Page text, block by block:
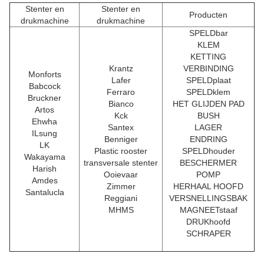
Stenter en
drukmachine
Stenter en
drukmachine
Producten
Monforts
Babcock
Bruckner
Artos
Ehwha
ILsung
LK
Wakayama
Harish
Amdes
Santalucla
Krantz
Lafer
Ferraro
Bianco
Kck
Santex
Benniger
Plastic rooster
transversale stenter
Ooievaar
Zimmer
Reggiani
MHMS
SPELDbar
KLEM
KETTING
VERBINDING
SPELDplaat
SPELDklem
HET GLIJDEN PAD
BUSH
LAGER
ENDRING
SPELDhouder
BESCHERMER
POMP
HERHAAL HOOFD
VERSNELLINGSBAK
MAGNEETstaaf
DRUKhoofd
SCHRAPER